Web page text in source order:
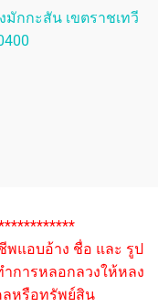
มักกะสัน เขตราชเทวี
แอบอ้าง ชื่อ และ รูป
การหลอกลวงให้หลง
ลหรือทรัพย์สิน